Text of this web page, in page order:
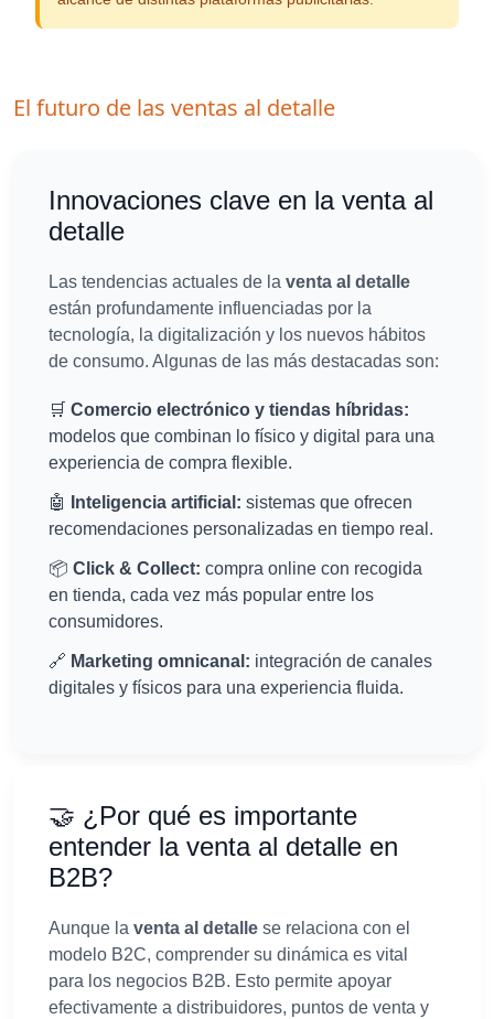
El futuro de las ventas al detalle
Innovaciones clave en la venta al
detalle
Las tendencias actuales de la venta al detalle
están profundamente influenciadas por la
tecnología, la digitalización y los nuevos hábitos
de consumo. Algunas de las más destacadas son:
🛒 Comercio electrónico y tiendas híbridas:
modelos que combinan lo físico y digital para una
experiencia de compra flexible.
🤖 Inteligencia artificial: sistemas que ofrecen
recomendaciones personalizadas en tiempo real.
📦 Click & Collect: compra online con recogida
en tienda, cada vez más popular entre los
consumidores.
🔗 Marketing omnicanal: integración de canales
digitales y físicos para una experiencia fluida.
🤝 ¿Por qué es importante
entender la venta al detalle en
B2B?
Aunque la venta al detalle se relaciona con el
modelo B2C, comprender su dinámica es vital
para los negocios B2B. Esto permite apoyar
efectivamente a distribuidores, puntos de venta y